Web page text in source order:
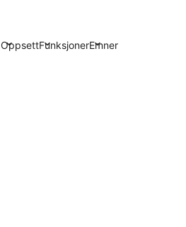
OppsettFunksjonerEmner